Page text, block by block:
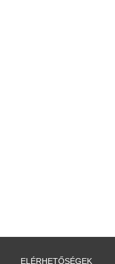
ELÉRHETŐSÉGEK